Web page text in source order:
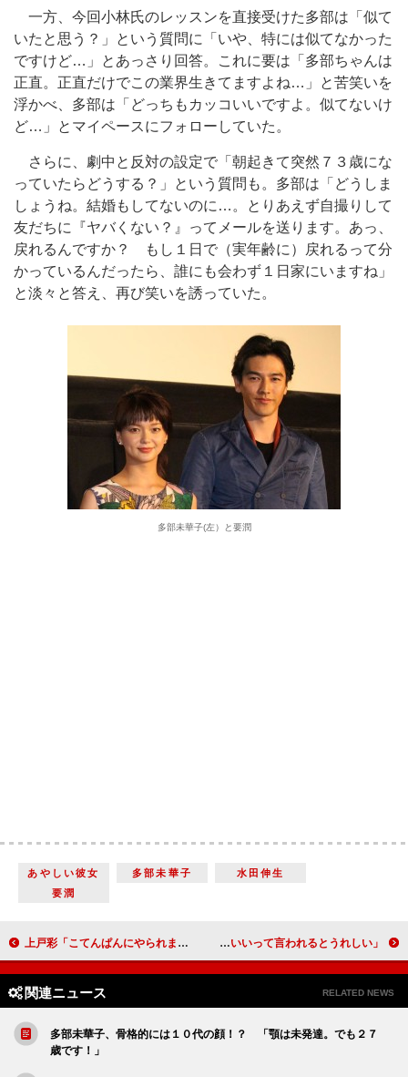
一方、今回小林氏のレッスンを直接受けた多部は「似て
いたと思う？」という質問に「いや、特には似てなかった
ですけど…」とあっさり回答。これに要は「多部ちゃんは
正直。正直だけでこの業界生きてますよね…」と苦笑いを
浮かべ、多部は「どっちもカッコいいですよ。似てないけ
ど…」とマイペースにフォローしていた。
さらに、劇中と反対の設定で「朝起きて突然７３歳にな
っていたらどうする？」という質問も。多部は「どうしま
しょうね。結婚もしてないのに…。とりあえず自撮りして
友だちに『ヤバくない？』ってメールを送ります。あっ、
戻れるんですか？ もし１日で（実年齢に）戻れるって分
かっているんだったら、誰にも会わず１日家にいますね」
と淡々と答え、再び笑いを誘っていた。
多部未華子(左）と要潤
あやしい彼女 多部未華子
水田伸生
要潤
上戸彩「こてんぱんにやられました」 『ズートピア』吹き替えで苦労 広瀬すず“胸キュン”セリフに照れ笑い 「同級生の男の子にかわいいって言われるとうれしい」
関連ニュース RELATED NEWS
多部未華子、骨格的には１０代の顔！？ 「顎は未発達。でも２７
歳です！」